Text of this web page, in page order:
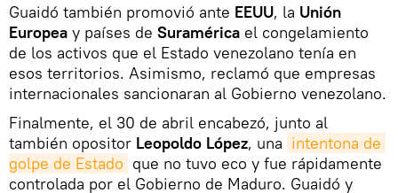
Guaidó también promovió ante EEUU, la Unión
Europea y países de Suramérica el congelamiento
de los activos que el Estado venezolano tenía en
esos territorios. Asimismo, reclamó que empresas
internacionales sancionaran al Gobierno venezolano.
Finalmente, el 30 de abril encabezó, junto al
también opositor Leopoldo López, una intentona de
golpe de Estado que no tuvo eco y fue rápidamente
controlada por el Gobierno de Maduro. Guaidó y